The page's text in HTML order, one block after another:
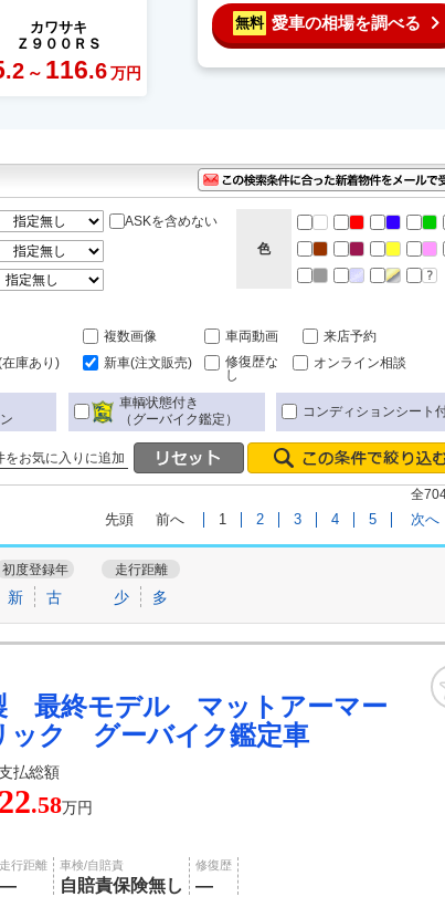
カワサキ
Ｚ９００ＲＳ
.2 ～ 116.6 万円
無料 愛車の相場を調べる
ASKを含めない
色
複数画像 車両動画
来店予約
庫あり) 新車(注文販売)
修復歴な
し
オンライン相談
車輌状態付き
（グーバイク鑑定）
コンディションシート
をお気に入りに追加
全
先頭 前へ 1 2 3 4 5 次へ
初度登録年
新 古
走行距離
少 多
最終モデル マットアーマー
ック グーバイク鑑定車
払総額
22.58万円
走行距離
―
車検/自賠責
自賠責保険無し
修復歴
―